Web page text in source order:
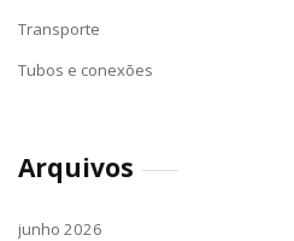
Transporte
Tubos e conexões
Arquivos
junho 2026